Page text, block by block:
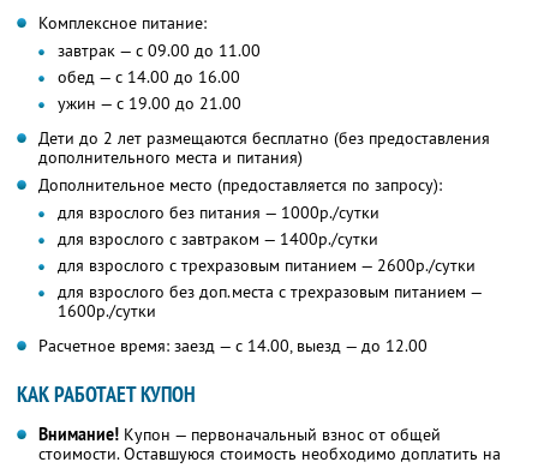
Комплексное питание:
завтрак — с 09.00 до 11.00
обед — с 14.00 до 16.00
ужин — с 19.00 до 21.00
Дети до 2 лет размещаются бесплатно (без предоставления
дополнительного места и питания)
Дополнительное место (предоставляется по запросу):
для взрослого без питания — 1000р./сутки
для взрослого с завтраком — 1400р./сутки
для взрослого с трехразовым питанием — 2600р./сутки
для взрослого без доп.места с трехразовым питанием —
1600р./сутки
Расчетное время: заезд — с 14.00, выезд — до 12.00
КАК РАБОТАЕТ КУПОН
Внимание! Купон — первоначальный взнос от общей
стоимости. Оставшуюся стоимость необходимо доплатить на